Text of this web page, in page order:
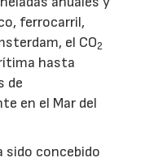
ferrocarril,
el CO2
hasta
de
en el Mar del
sido concebido